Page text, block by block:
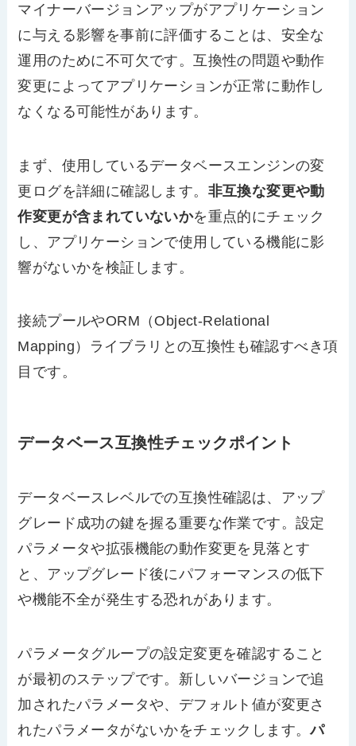
マイナーバージョンアップがアプリケーション
に与える影響を事前に評価することは、安全な
運用のために不可欠です。互換性の問題や動作
変更によってアプリケーションが正常に動作し
なくなる可能性があります。
まず、使用しているデータベースエンジンの変
更ログを詳細に確認します。 非互換な変更や動
作変更が含まれていないかを重点的にチェック
し、アプリケーションで使用している機能に影
響がないかを検証します。
接続プールやORM（Object-Relational
Mapping）ライブラリとの互換性も確認すべき項
目です。
データベース互換性チェックポイント
データベースレベルでの互換性確認は、アップ
グレード成功の鍵を握る重要な作業です。設定
パラメータや拡張機能の動作変更を見落とす
と、アップグレード後にパフォーマンスの低下
や機能不全が発生する恐れがあります。
パラメータグループの設定変更を確認すること
が最初のステップです。新しいバージョンで追
加されたパラメータや、デフォルト値が変更さ
れたパラメータがないかをチェックします。パ